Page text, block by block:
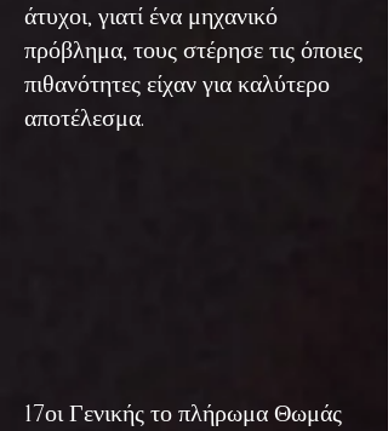
άτυχοι, γιατί ένα μηχανικό
πρόβλημα, τους στέρησε τις όποιες
πιθανότητες είχαν για καλύτερο
αποτέλεσμα.
17οι Γενικής το πλήρωμα Θωμάς